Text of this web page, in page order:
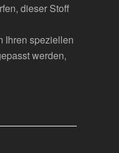
dieser Stoff
Ihren speziellen
werden,